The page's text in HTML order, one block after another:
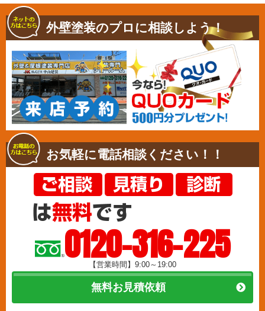
外壁塗装のプロに相談しよう！
お気軽に電話相談ください！！
0120-316-225
【営業時間】9:00～19:00
無料お見積依頼